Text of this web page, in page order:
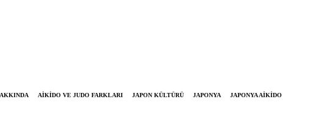
AIKIDO VE JUDO FARKLARI JAPON KÜLTÜRÜ JAPONYA JAPONYA AIKIDO